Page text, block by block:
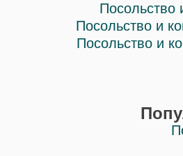
Посольство
Посольство и
Посольство и